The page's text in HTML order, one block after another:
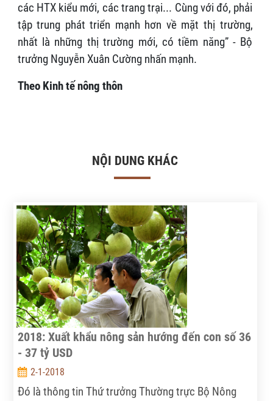
các HTX kiểu mới, các trang trại... Cùng với đó, phải
tập trung phát triển mạnh hơn về mặt thị trường,
nhất là những thị trường mới, có tiềm năng” - Bộ
trưởng Nguyễn Xuân Cường nhấn mạnh.
Theo Kinh tế nông thôn
NỘI DUNG KHÁC
2018: Xuất khẩu nông sản hướng đến con số 36
- 37 tỷ USD
2-1-2018
Đó là thông tin Thứ trưởng Thường trực Bộ Nông